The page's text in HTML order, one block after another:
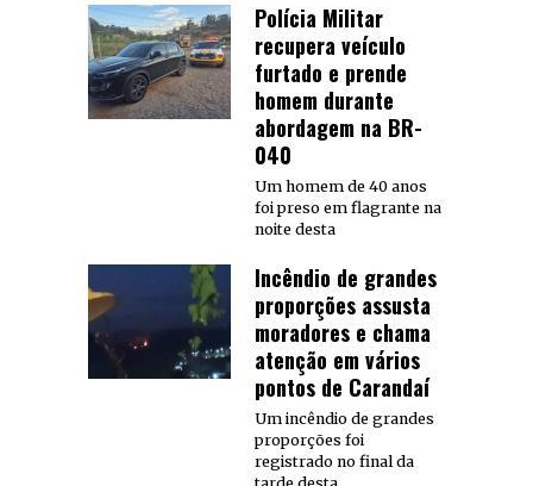
Polícia Militar
recupera veículo
furtado e prende
homem durante
abordagem na BR-
040
Um homem de 40 anos
foi preso em flagrante na
noite desta
Incêndio de grandes
proporções assusta
moradores e chama
atenção em vários
pontos de Carandaí
Um incêndio de grandes
proporções foi
registrado no final da